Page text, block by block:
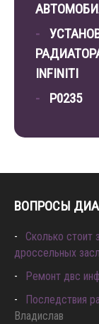
INFINITI
P0235
ВОПРОСЫ
Сколько стоит
дроссельных
Ремонт двс
Последствия
Владислав